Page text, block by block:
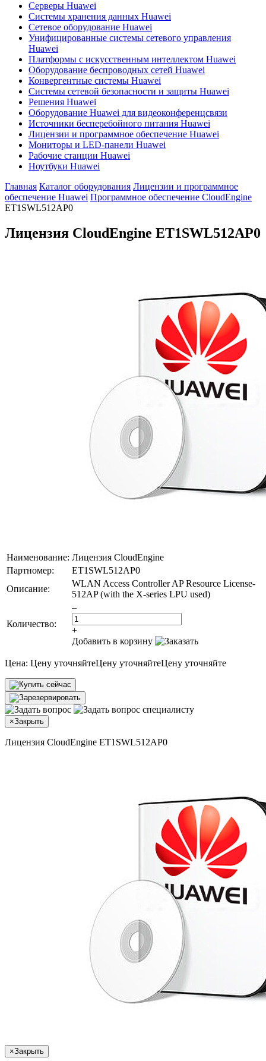
Серверы Huawei
Системы хранения данных Huawei
Сетевое оборудование Huawei
Унифицированные системы сетевого управления
Huawei
Платформы с искусственным интеллектом Huawei
Оборудование беспроводных сетей Huawei
Конвергентные системы Huawei
Системы сетевой безопасности и защиты Huawei
Решения Huawei
Оборудование Huawei для видеоконференцсвязи
Источники бесперебойного питания Huawei
Лицензии и программное обеспечение Huawei
Мониторы и LED-панели Huawei
Рабочие станции Huawei
Ноутбуки Huawei
Главная Каталог оборудования Лицензии и программное
обеспечение Huawei Программное обеспечение CloudEngine
ET1SWL512AP0
Лицензия CloudEngine ET1SWL512AP0
Наименование: Лицензия CloudEngine
Партномер:
ET1SWL512AP0
Описание:
WLAN Access Controller AP Resource License-
512AP (with the X-series LPU used)
Количество:
–
+
Добавить в корзину
Цена: Цену уточняйтеЦену уточняйтеЦену уточняйте
×Закрыть
Лицензия CloudEngine ET1SWL512AP0
×Закрыть